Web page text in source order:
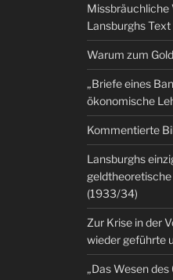
Missbräuchliche
Lansburghs Text
Warum zum
„Briefe eines
ökonomische
Kommentierte
Lansburghs
geldtheoretische
(1933/34)
Zur Krise in der
wieder geführte
„Das Wesen